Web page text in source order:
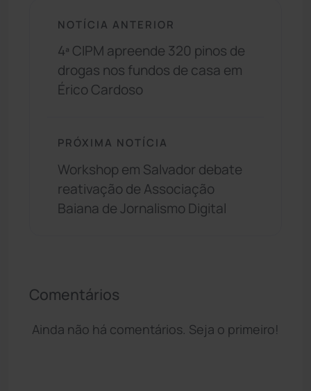
NOTÍCIA ANTERIOR
4ª CIPM apreende 320 pinos de
drogas nos fundos de casa em
Érico Cardoso
PRÓXIMA NOTÍCIA
Workshop em Salvador debate
reativação de Associação
Baiana de Jornalismo Digital
Comentários
Ainda não há comentários. Seja o primeiro!